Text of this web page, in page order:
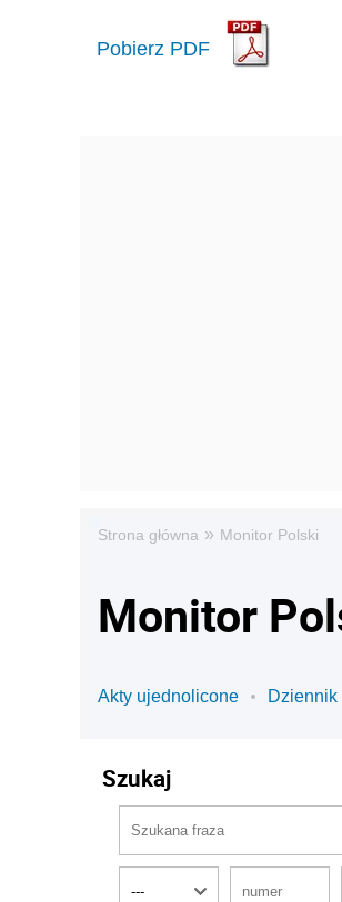
Pobierz PDF
Strona główna » Monitor Polski
Monitor
Akty ujednolicone Dziennik
Szukaj